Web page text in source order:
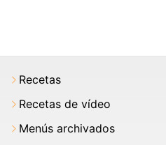
Recetas
Recetas de vídeo
Menús archivados